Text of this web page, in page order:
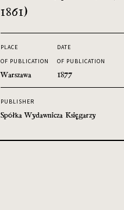
1861)
PLACE
OF PUBLICATION
Warszawa
DATE
OF PUBLICATION
1877
PUBLISHER
Spółka Wydawnicza Księgarzy